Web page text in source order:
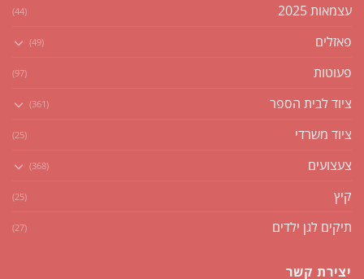
עצמאות 2025 (44)
פאזלים (49)
פעוטות (97)
ציוד לבית הספר (361)
ציוד משרדי (25)
צעצועים (368)
קיץ (25)
תיקים לגן ילדים (27)
יצירת קשר